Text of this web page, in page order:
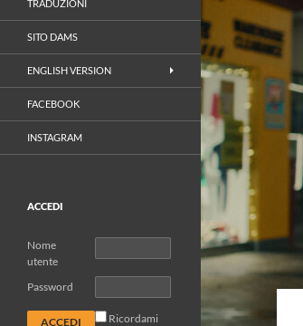
TRADUZIONI
SITO DAMS
ENGLISH VERSION
FACEBOOK
INSTAGRAM
ACCEDI
Nome
utente
Password
Ricordami